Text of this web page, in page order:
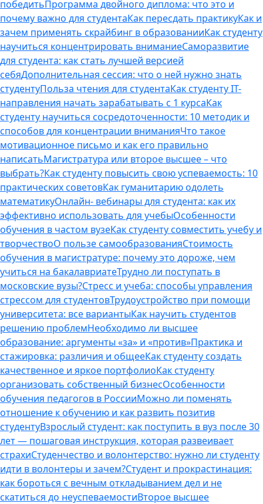
победитьПрограмма двойного диплома: что это и
почему важно для студентаКак пересдать практикуКак и
зачем применять скрайбинг в образованииКак студенту
научиться концентрировать вниманиеСаморазвитие
для студента: как стать лучшей версией
себяДополнительная сессия: что о ней нужно знать
студентуПольза чтения для студентаКак студенту IT-
направления начать зарабатывать с 1 курсаКак
студенту научиться сосредоточенности: 10 методик и
способов для концентрации вниманияЧто такое
мотивационное письмо и как его правильно
написатьМагистратура или второе высшее – что
выбрать?Как студенту повысить свою успеваемость: 10
практических советовКак гуманитарию одолеть
математикуОнлайн- вебинары для студента: как их
эффективно использовать для учебыОсобенности
обучения в частом вузеКак студенту совместить учебу и
творчествоО пользе самообразованияСтоимость
обучения в магистратуре: почему это дороже, чем
учиться на бакалавриатеТрудно ли поступать в
московские вузы?Стресс и учеба: способы управления
стрессом для студентовТрудоустройство при помощи
университета: все вариантыКак научить студентов
решению проблемНеобходимо ли высшее
образование: аргументы «за» и «против»Практика и
стажировка: различия и общееКак студенту создать
качественное и яркое портфолиоКак студенту
организовать собственный бизнесОсобенности
обучения педагогов в РоссииМожно ли поменять
отношение к обучению и как развить позитив
студентуВзрослый студент: как поступить в вуз после 30
лет — пошаговая инструкция, которая развеивает
страхиСтуденчество и волонтерство: нужно ли cтуденту
идти в волонтеры и зачем?Студент и прокрастинация:
как бороться с вечным откладыванием дел и не
скатиться до неуспеваемостиВторое высшее